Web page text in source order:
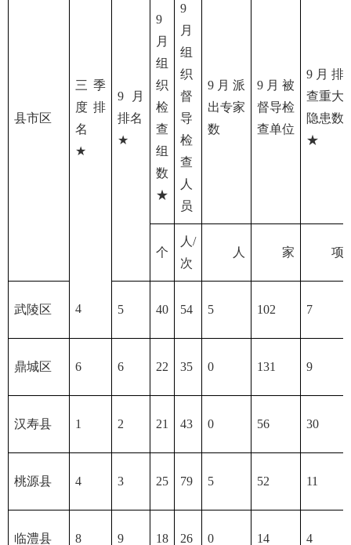
县市区
三季
度排
名
★
9月
排名
★
9
月
组
织
检
查
组
数
★
9
月
组
织
督
导
检
查
人
员
9月派
出专家
数
9月被
督导检
查单位
9月排
查重大
隐患数
★
个
人/
次
人 家 项
武陵区 4 5 40 54 5 102 7
鼎城区 6 6 22 35 0 131 9
汉寿县 1 2 21 43 0 56 30
桃源县 4 3 25 79 5 52 11
临澧县 8 9 18 26 0 14 4